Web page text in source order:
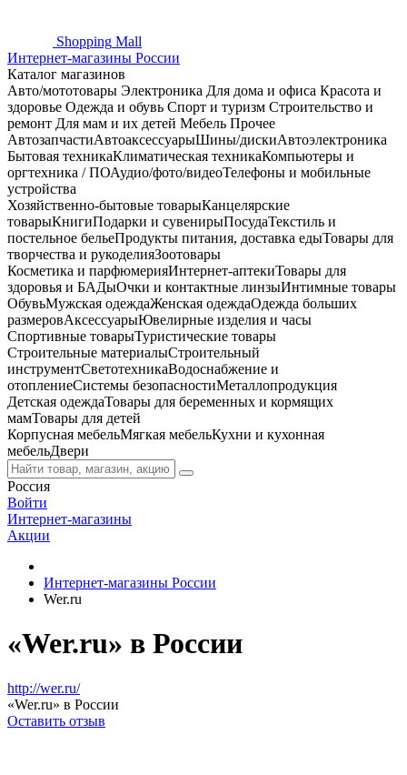
Shopping Mall
Интернет-магазины России
Каталог магазинов
Авто/мототовары Электроника Для дома и офиса Красота и
здоровье Одежда и обувь Спорт и туризм Строительство и
ремонт Для мам и их детей Мебель Прочее
АвтозапчастиАвтоаксессуарыШины/дискиАвтоэлектроника
Бытовая техникаКлиматическая техникаКомпьютеры и
оргтехника / ПОАудио/фото/видеоТелефоны и мобильные
устройства
Хозяйственно-бытовые товарыКанцелярские
товарыКнигиПодарки и сувенирыПосудаТекстиль и
постельное бельеПродукты питания, доставка едыТовары для
творчества и рукоделияЗоотовары
Косметика и парфюмерияИнтернет-аптекиТовары для
здоровья и БАДыОчки и контактные линзыИнтимные товары
ОбувьМужская одеждаЖенская одеждаОдежда больших
размеровАксессуарыЮвелирные изделия и часы
Спортивные товарыТуристические товары
Строительные материалыСтроительный
инструментСветотехникаВодоснабжение и
отоплениеСистемы безопасностиМеталлопродукция
Детская одеждаТовары для беременных и кормящих
мамТовары для детей
Корпусная мебельМягкая мебельКухни и кухонная
мебельДвери
Россия
Войти
Интернет-магазины
Акции
Интернет-магазины России
Wer.ru
«Wer.ru» в России
http://wer.ru/
«Wer.ru» в России
Оставить отзыв